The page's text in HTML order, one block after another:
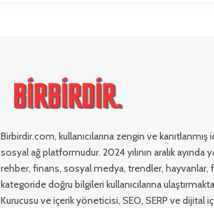
Birbirdir.com, kullanıcılarına zengin ve
sosyal ağ platformudur. 2024 yılının aralık
rehber, finans, sosyal medya, trendler, hayvanlar,
kategoride doğru bilgileri kullanıcılarına
Kurucusu ve içerik yöneticisi, SEO, SERP ve dijital